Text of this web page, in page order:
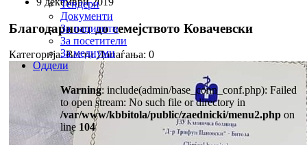
Тендери
Документи
За пациенти
За посетители
За медиуми
Оддели
Warning: include(admin/base_conn_conf.php): Failed
to open stream: No such file or directory in
/var/www/kbbitola/public/zaednicki/menu2.php on
line 104
Благодарност до семејството Ковачевски
Категорија: Вести Допаѓања: 0